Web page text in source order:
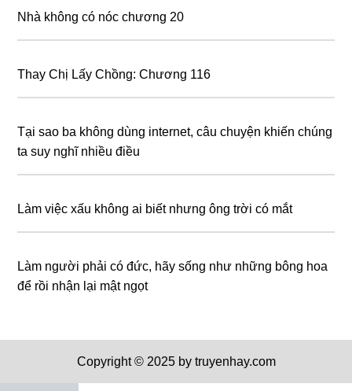
Nhà không có nóc chương 20
Thay Chị Lấy Chồng: Chương 116
Tại sao ba không dùng internet, câu chuyện khiến chúng
ta suy nghĩ nhiều điều
Làm việc xấu không ai biết nhưng ông trời có mắt
Làm người phải có đức, hãy sống như những bông hoa
để rồi nhận lại mật ngọt
Copyright © 2025 by truyenhay.com